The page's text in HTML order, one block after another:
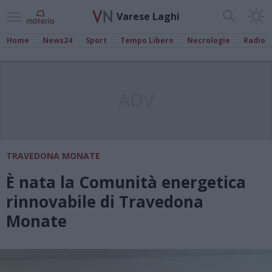
Varese Laghi
Home News24 Sport Tempo Libero Necrologie Radio
TRAVEDONA MONATE
È nata la Comunità energetica
rinnovabile di Travedona
Monate